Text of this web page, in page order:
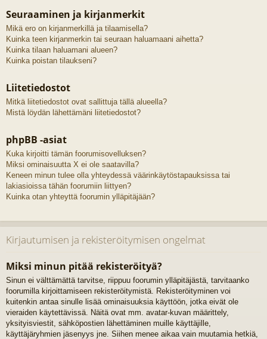
Seuraaminen ja kirjanmerkit
Mikä ero on kirjanmerkillä ja tilaamisella?
Kuinka teen kirjanmerkin tai seuraan haluamaani aihetta?
Kuinka tilaan haluamani alueen?
Kuinka poistan tilaukseni?
Liitetiedostot
Mitkä liitetiedostot ovat sallittuja tällä alueella?
Mistä löydän lähettämäni liitetiedostot?
phpBB -asiat
Kuka kirjoitti tämän foorumisovelluksen?
Miksi ominaisuutta X ei ole saatavilla?
Keneen minun tulee olla yhteydessä väärinkäytöstapauksissa tai
lakiasioissa tähän foorumiin liittyen?
Kuinka otan yhteyttä foorumin ylläpitäjään?
Kirjautumisen ja rekisteröitymisen ongelmat
Miksi minun pitää rekisteröityä?
Sinun ei välttämättä tarvitse, riippuu foorumin ylläpitäjästä, tarvitaanko
foorumilla kirjoittamiseen rekisteröitymistä. Rekisteröityminen voi
kuitenkin antaa sinulle lisää ominaisuuksia käyttöön, jotka eivät ole
vieraiden käytettävissä. Näitä ovat mm. avatar-kuvan määrittely,
yksityisviestit, sähköpostien lähettäminen muille käyttäjille,
käyttäjäryhmien jäsenyys jne. Siihen menee aikaa vain muutamia hetkiä,